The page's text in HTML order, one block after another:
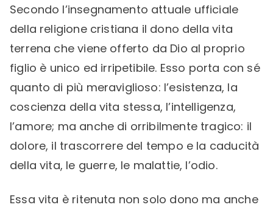
Secondo l’insegnamento attuale ufficiale
della religione cristiana il dono della vita
terrena che viene offerto da Dio al proprio
figlio è unico ed irripetibile. Esso porta con sé
quanto di più meraviglioso: l’esistenza, la
coscienza della vita stessa, l’intelligenza,
l’amore; ma anche di orribilmente tragico: il
dolore, il trascorrere del tempo e la caducità
della vita, le guerre, le malattie, l’odio.
Essa vita è ritenuta non solo dono ma anche